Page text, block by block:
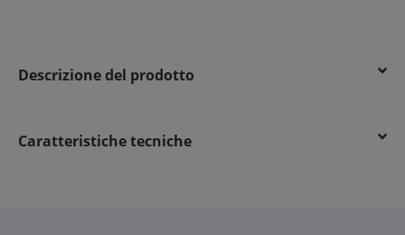
Descrizione del prodotto
Caratteristiche tecniche